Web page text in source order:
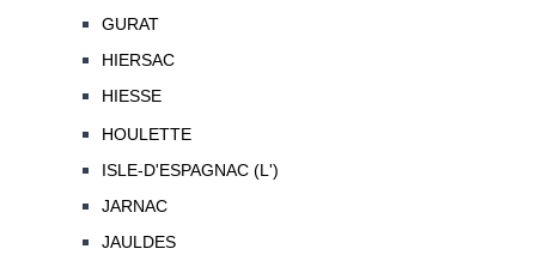
GURAT
HIERSAC
HIESSE
HOULETTE
ISLE-D'ESPAGNAC (L')
JARNAC
JAULDES